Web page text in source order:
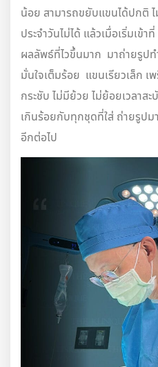
น้อย สามารถขยับแขนได้ปกติ ไ
ประจำวันไม่ได้ แล้วเมื่อเริ่มเข้าที่
ผลลัพธ์ที่ไวขึ้นมาก มาถ่ายรูปท
มั่นใจเต็มร้อย แขนเรียวเล็ก เ
กระชับ ไม่มีย้วย ไม่ย้อยเวลาส
เกินร้อยกับทุกชุดที่ใส่ ถ่ายรูป
อีกต่อไป